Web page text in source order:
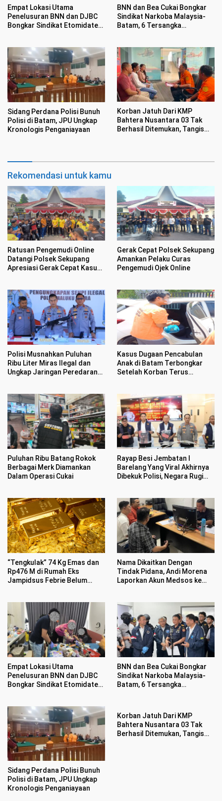
Empat Lokasi Utama
Penelusuran BNN dan DJBC
Bongkar Sindikat Etomidate
BNN dan Bea Cukai Bongkar
Sindikat Narkoba Malaysia-
Batam, 6 Tersangka
Sidang Perdana Polisi Bunuh
Polisi di Batam, JPU Ungkap
Kronologis Penganiayaan
Korban Jatuh Dari KMP
Bahtera Nusantara 03 Tak
Berhasil Ditemukan, Tangis
Rekomendasi untuk kamu
Ratusan Pengemudi Online
Datangi Polsek Sekupang
Apresiasi Gerak Cepat Kasus
Gerak Cepat Polsek Sekupang
Amankan Pelaku Curas
Pengemudi Ojek Online
Polisi Musnahkan Puluhan
Ribu Liter Miras Ilegal dan
Ungkap Jaringan Peredaran
Kasus Dugaan Pencabulan
Anak di Batam Terbongkar
Setelah Korban Terus
Puluhan Ribu Batang Rokok
Berbagai Merk Diamankan
Dalam Operasi Cukai
Rayap Besi Jembatan I
Barelang Yang Viral Akhirnya
Dibekuk Polisi, Negara Rugi
“Tengkulak” 74 Kg Emas dan
Rp476 M di Rumah Eks
Jampidsus Febrie Belum
Nama Dikaitkan Dengan
Tindak Pidana, Andi Morena
Laporkan Akun Medsos ke
Empat Lokasi Utama
Penelusuran BNN dan DJBC
Bongkar Sindikat Etomidate
BNN dan Bea Cukai Bongkar
Sindikat Narkoba Malaysia-
Batam, 6 Tersangka
Sidang Perdana Polisi Bunuh
Polisi di Batam, JPU Ungkap
Kronologis Penganiayaan
Korban Jatuh Dari KMP
Bahtera Nusantara 03 Tak
Berhasil Ditemukan, Tangis